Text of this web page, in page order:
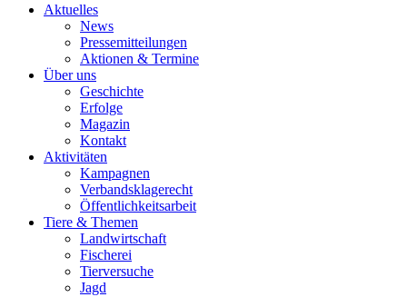
Aktuelles
News
Pressemitteilungen
Aktionen & Termine
Über uns
Geschichte
Erfolge
Magazin
Kontakt
Aktivitäten
Kampagnen
Verbandsklagerecht
Öffentlichkeitsarbeit
Tiere & Themen
Landwirtschaft
Fischerei
Tierversuche
Jagd